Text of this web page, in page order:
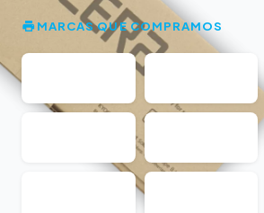
MARCAS QUE COMPRAMOS